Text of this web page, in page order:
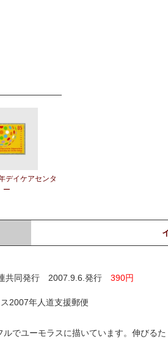
デイケアセンタ
ー
共同発行 2007.9.6.発行 390円
でユーモラスに描いています。伸びる